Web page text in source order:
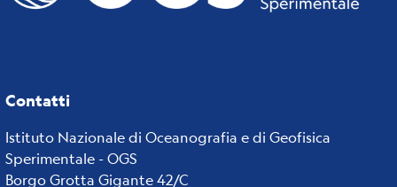
Contatti
Istituto Nazionale di Oceanografia e di Geofisica
Sperimentale - OGS
Borgo Grotta Gigante 42/C